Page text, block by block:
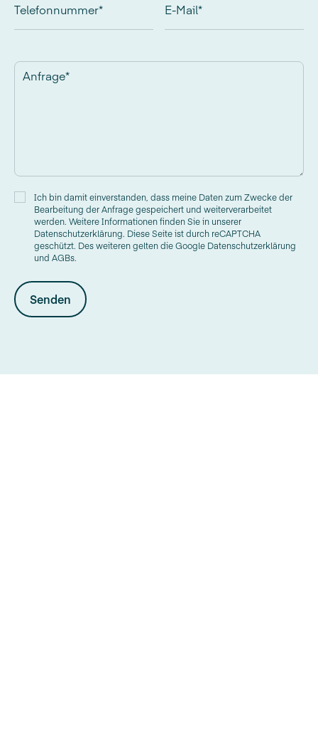
Telefonnummer* E-Mail*
Anfrage*
Ich bin damit einverstanden, dass meine Daten zum Zwecke der
Bearbeitung der Anfrage gespeichert und weiterverarbeitet
werden. Weitere Informationen finden Sie in unserer
Datenschutzerklärung. Diese Seite ist durch reCAPTCHA
geschützt. Des weiteren gelten die Google Datenschutzerklärung
und AGBs.